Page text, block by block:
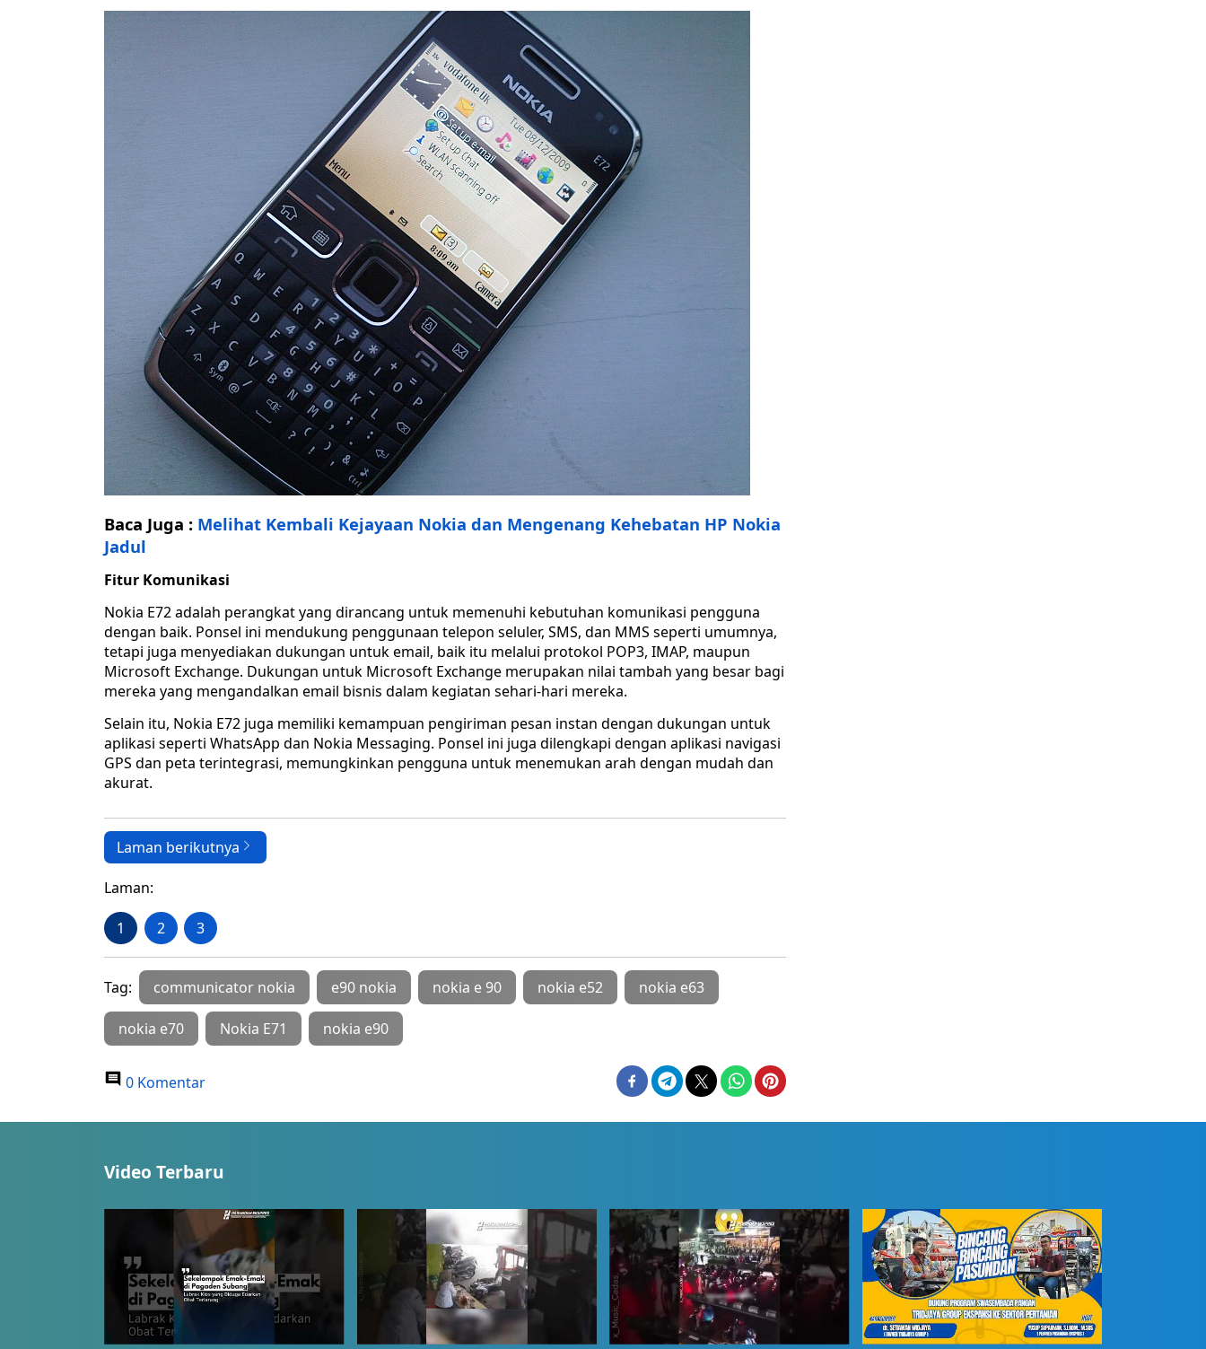
Baca Juga : Melihat Kembali Kejayaan Nokia dan Mengenang Kehebatan HP Nokia
Jadul
Fitur Komunikasi
Nokia E72 adalah perangkat yang dirancang untuk memenuhi kebutuhan komunikasi pengguna
dengan baik. Ponsel ini mendukung penggunaan telepon seluler, SMS, dan MMS seperti umumnya,
tetapi juga menyediakan dukungan untuk email, baik itu melalui protokol POP3, IMAP, maupun
Microsoft Exchange. Dukungan untuk Microsoft Exchange merupakan nilai tambah yang besar bagi
mereka yang mengandalkan email bisnis dalam kegiatan sehari-hari mereka.
Selain itu, Nokia E72 juga memiliki kemampuan pengiriman pesan instan dengan dukungan untuk
aplikasi seperti WhatsApp dan Nokia Messaging. Ponsel ini juga dilengkapi dengan aplikasi navigasi
GPS dan peta terintegrasi, memungkinkan pengguna untuk menemukan arah dengan mudah dan
akurat.
Laman berikutnya
Laman:
1 2 3
Tag: communicator nokia e90 nokia nokia e 90 nokia e52 nokia e63
nokia e70 Nokia E71 nokia e90
0 Komentar
Video Terbaru